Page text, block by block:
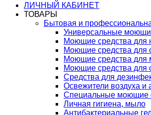
ЛИЧНЫЙ КАБИНЕТ
ТОВАРЫ
Бытовая и
Универсальные
Моющие средства для
Моющие средства для
Моющие средства для
Моющие средства для
Средства для
Освежители воздуха и
Специальные моющие
Личная гигиена, мыло
Антибактериальные